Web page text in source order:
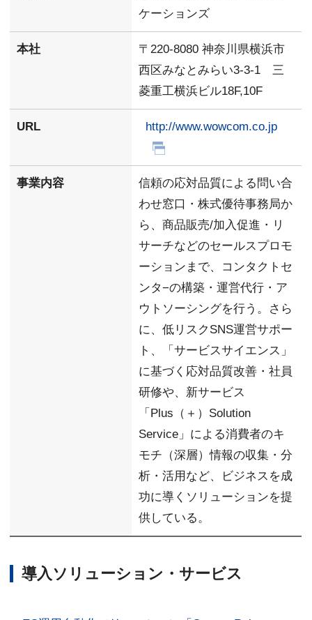
ケーションズ
本社
〒220-8080 神奈川県横浜市
西区みなとみらい3-3-1 三
菱重工横浜ビル18F,10F
URL http://www.wowcom.co.jp
事業内容
信頼の応対品質による問い合
わせ窓口・株式優待事務局か
ら、商品販売/加入促進・リ
サーチなどのセールスプロモ
ーションまで、コンタクトセ
ンタ−の構築・運営代行・ア
ウトソーシングを行う。さら
に、低リスクSNS運営サポー
ト、「サービスサイエンス」
に基づく応対品質改善・社員
研修や、新サービス
「Plus（＋）Solution
Service」による消費者のキ
モチ（深層）情報の収集・分
析・活用など、ビジネスを成
功に導くソリューションを提
供している。
導入ソリューション・サービス